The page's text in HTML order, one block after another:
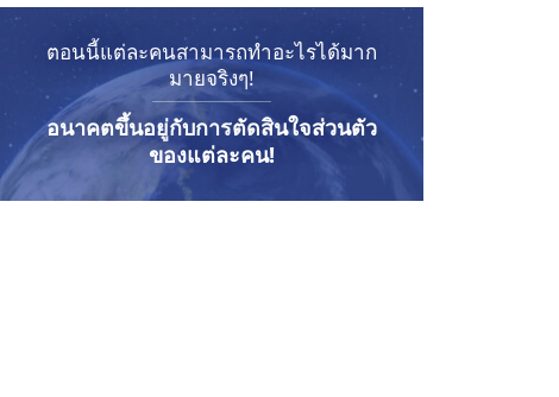
กรีซ บัลแกเรีย มอลโดวา ไฟ
ไหม้ในสหรัฐอเมริกา คาซัค
สถาน
9/20/2022
สิ่งนี้กำลังเกิดขึ้นแล้ว NOW!
ไม่มีใครปลอดภัยจากภัย
ธรรมชาติที่เดือดดาล!
ความรู้สึก! หินหิวในยุโรป
ตอนนี้แต่ละคนสามารถทำอะไรได้มาก
มายจริงๆ!
อนาคตขึ้นอยู่กับการตัดสินใจส่วนตัว
ของแต่ละคน!